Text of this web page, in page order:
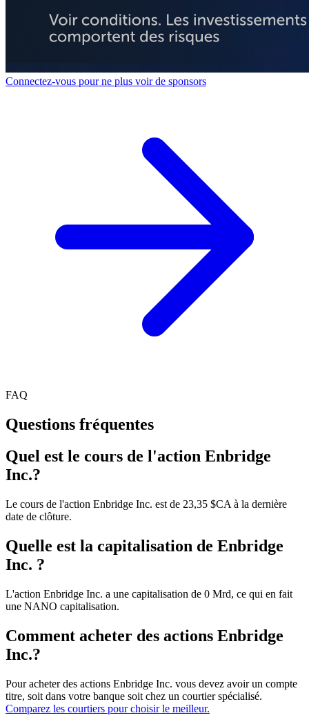
Connectez-vous pour ne plus voir de sponsors
FAQ
Questions fréquentes
Quel est le cours de l'action Enbridge
Inc.?
Le cours de l'action Enbridge Inc. est de 23,35 $CA à la dernière
date de clôture.
Quelle est la capitalisation de Enbridge
Inc. ?
L'action Enbridge Inc. a une capitalisation de 0 Mrd, ce qui en fait
une NANO capitalisation.
Comment acheter des actions Enbridge
Inc.?
Pour acheter des actions Enbridge Inc. vous devez avoir un compte
titre, soit dans votre banque soit chez un courtier spécialisé.
Comparez les courtiers pour choisir le meilleur.